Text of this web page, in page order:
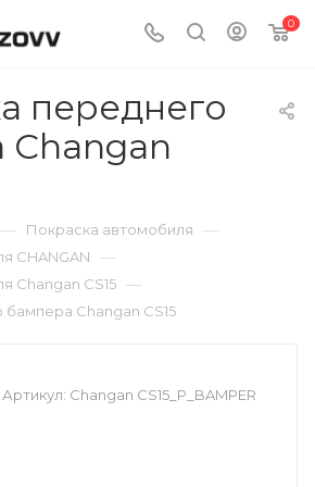
0
переднего
— Покраска автомобиля —
CHANGAN —
Changan CS15 —
Changan CS15
Артикул: Changan CS15_P_BAMPER